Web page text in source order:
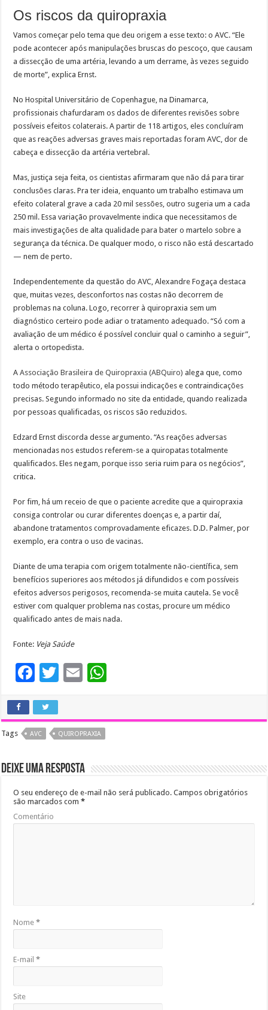
Os riscos da quiropraxia
Vamos começar pelo tema que deu origem a esse texto: o AVC. “Ele
pode acontecer após manipulações bruscas do pescoço, que causam
a dissecção de uma artéria, levando a um derrame, às vezes seguido
de morte”, explica Ernst.
No Hospital Universitário de Copenhague, na Dinamarca,
profissionais chafurdaram os dados de diferentes revisões sobre
possíveis efeitos colaterais. A partir de 118 artigos, eles concluíram
que as reações adversas graves mais reportadas foram AVC, dor de
cabeça e dissecção da artéria vertebral.
Mas, justiça seja feita, os cientistas afirmaram que não dá para tirar
conclusões claras. Pra ter ideia, enquanto um trabalho estimava um
efeito colateral grave a cada 20 mil sessões, outro sugeria um a cada
250 mil. Essa variação provavelmente indica que necessitamos de
mais investigações de alta qualidade para bater o martelo sobre a
segurança da técnica. De qualquer modo, o risco não está descartado
— nem de perto.
Independentemente da questão do AVC, Alexandre Fogaça destaca
que, muitas vezes, desconfortos nas costas não decorrem de
problemas na coluna. Logo, recorrer à quiropraxia sem um
diagnóstico certeiro pode adiar o tratamento adequado. “Só com a
avaliação de um médico é possível concluir qual o caminho a seguir”,
alerta o ortopedista.
AAssociação Brasileira de Quiropraxia (ABQuiro) alega que, como
todo método terapêutico, ela possui indicações e contraindicações
precisas. Segundo informado no site da entidade, quando realizada
por pessoas qualificadas, os riscos são reduzidos.
Edzard Ernst discorda desse argumento. “As reações adversas
mencionadas nos estudos referem-se a quiropatas totalmente
qualificados. Eles negam, porque isso seria ruim para os negócios”,
critica.
Por fim, há um receio de que o paciente acredite que a quiropraxia
consiga controlar ou curar diferentes doenças e, a partir daí,
abandone tratamentos comprovadamente eficazes. D.D. Palmer, por
exemplo, era contra o uso de vacinas.
Diante de uma terapia com origem totalmente não-científica, sem
benefícios superiores aos métodos já difundidos e com possíveis
efeitos adversos perigosos, recomenda-se muita cautela. Se você
estiver com qualquer problema nas costas, procure um médico
qualificado antes de mais nada.
Fonte: Veja Saúde
F
e
b
o
k
T
er
E
l
p
Tags AVC QUIROPRAXIA
Deixe uma resposta
O seu endereço de e-mail não será publicado. Campos obrigatórios
são marcados com*
Comentário
Nome*
E-mail*
Site